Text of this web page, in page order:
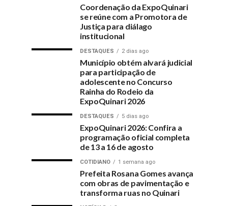
Coordenação da ExpoQuinari
se reúne com a Promotora de
Justiça para diálago
institucional
DESTAQUES 2 dias ago
Município obtém alvará judicial
para participação de
adolescente no Concurso
Rainha do Rodeio da
ExpoQuinari 2026
DESTAQUES 5 dias ago
ExpoQuinari 2026: Confira a
programação oficial completa
de 13 a 16 de agosto
COTIDIANO 1 semana ago
Prefeita Rosana Gomes avança
com obras de pavimentação e
transforma ruas no Quinari